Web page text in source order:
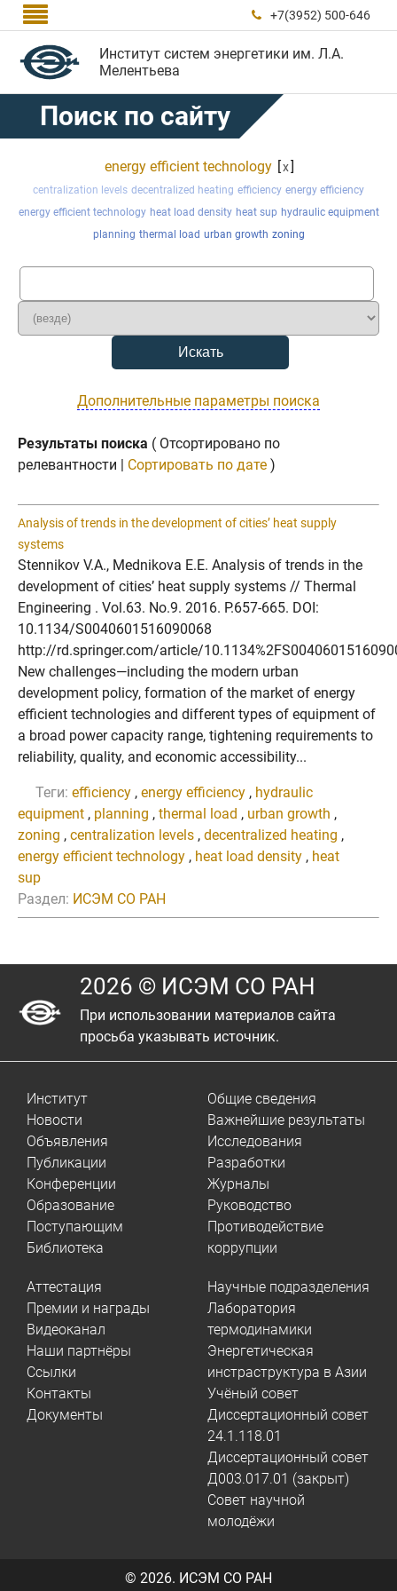
  +7(3952) 500-646
Институт систем энергетики им. Л.А.
Мелентьева
Поиск по сайту
energy efficient technology [x]
centralization levels decentralized heating efficiency energy efficiency
energy efficient technology heat load density heat sup hydraulic equipment
planning thermal load urban growth zoning
Дополнительные параметры поиска
Результаты поиска ( Отсортировано по
релевантности | Сортировать по дате )
Analysis of trends in the development of cities’ heat supply
systems
Stennikov V.A., Mednikova E.E. Analysis of trends in the
development of cities’ heat supply systems // Thermal
Engineering . Vol.63. No.9. 2016. P.657-665. DOI:
10.1134/S0040601516090068
http://rd.springer.com/article/
New challenges—including the modern urban
development policy, formation of the market of energy
efficient technologies and different types of equipment of
a broad power capacity range, tightening requirements to
reliability, quality, and economic accessibility...
Теги: efficiency , energy efficiency , hydraulic
equipment , planning , thermal load , urban growth ,
zoning , centralization levels , decentralized heating ,
energy efficient technology , heat load density , heat
sup
Раздел: ИСЭМ СО РАН
2026 © ИСЭМ СО РАН
При использовании материалов сайта
просьба указывать источник.
Институт
Новости
Объявления
Публикации
Конференции
Образование
Поступающим
Библиотека
Общие сведения
Важнейшие результаты
Исследования
Разработки
Журналы
Руководство
Противодействие
коррупции
Аттестация
Премии и награды
Видеоканал
Наши партнёры
Ссылки
Контакты
Документы
Научные подразделения
Лаборатория
термодинамики
Энергетическая
инстраструктура в Азии
Учёный совет
Диссертационный совет
24.1.118.01
Диссертационный совет
Д003.017.01 (закрыт)
Совет научной
молодёжи
© 2026. ИСЭМ СО РАН